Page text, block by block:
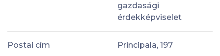
gazdasági
érdekképviselet
Postai cím Principala, 197